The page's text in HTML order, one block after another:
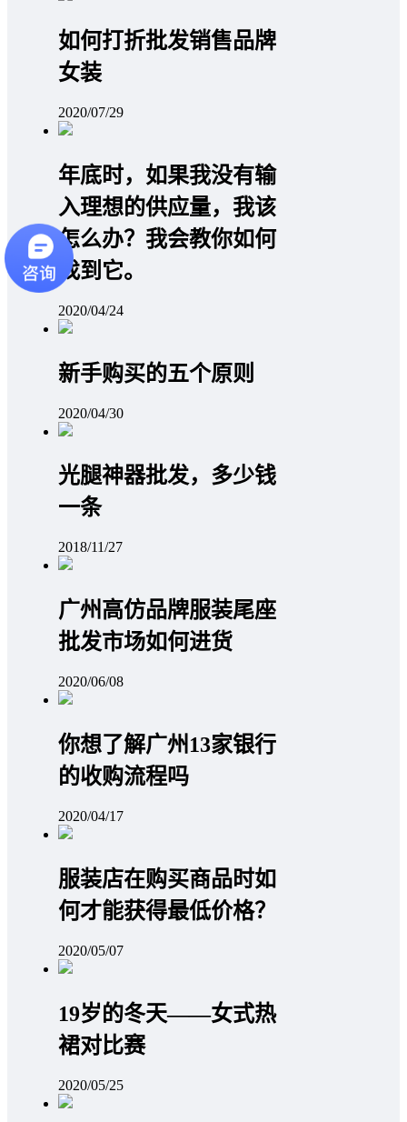
如何打折批发销售品牌
女装
2020/07/29
年底时，如果我没有输
入理想的供应量，我该
怎么办？我会教你如何
找到它。
2020/04/24
新手购买的五个原则
2020/04/30
光腿神器批发，多少钱
一条
2018/11/27
广州高仿品牌服装尾座
批发市场如何进货
2020/06/08
你想了解广州13家银行
的收购流程吗
2020/04/17
服装店在购买商品时如
何才能获得最低价格？
2020/05/07
19岁的冬天——女式热
裙对比赛
2020/05/25